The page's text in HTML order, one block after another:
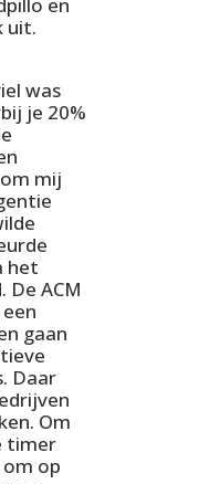
uit.
was
je 20%
mij
het
De ACM
gaan
Daar
Om
timer
op